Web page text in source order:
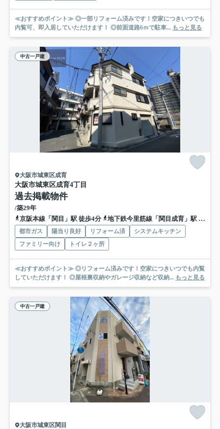
≪おすすめポイント≫ ◎一部リフォーム済みです！空家につきいつでも
内覧可、即入居していただけます！ ◎前面道路6ｍで駐車... もっと見る
中古一戸建
大阪市城東区成育
大阪市城東区成育4丁目
過去掲載物件
/築29年
京阪本線「関目」駅 徒歩4分
地下鉄今里筋線「関目成育」駅 徒歩4分
都市ガス 陽当り良好 リフォーム済
システムキッチン
ファミリー向け
トイレ２ヶ所
≪おすすめポイント≫ ◎リフォーム済みです！空家につきいつでも内覧
していただけます！ ◎屋根裏収納やガレージ収納など収納... もっと見る
中古一戸建
大阪市城東区関目